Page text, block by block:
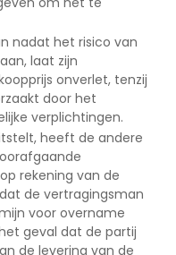
nadat het risico van
laat zijn
onverlet, tenzij
door het
verplichtingen.
heeft de andere
rekening van de
de vertragingsman
voor overname
geval dat de partij
de levering van de